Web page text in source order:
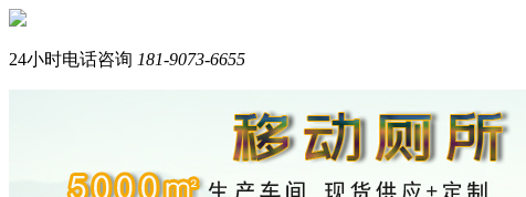
24小时电话咨询 181-9073-6655
我是在线产品顾问，请问您需要什么产品？